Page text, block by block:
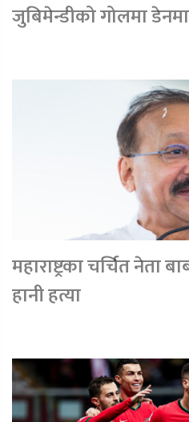
जुबिमेन्डीको गोलमा
महाराष्ट्रका चर्चित नेता
हानी हत्या